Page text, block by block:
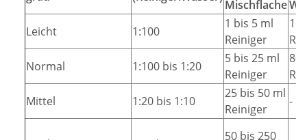
Mischflache
Leicht
1:100
1 bis 5 ml
Reiniger
16
Normal
1:100 bis 1:20
5 bis 25 ml
Reiniger
80
Mittel
1:20 bis 1:10
25 bis 50 ml
Reiniger
-
50 bis 250